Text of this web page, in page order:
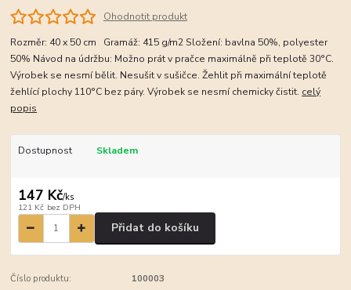
Ohodnotit produkt
Rozměr: 40 x 50 cm Gramáž: 415 g/m2 Složení: bavlna 50%, polyester
50% Návod na údržbu: Možno prát v pračce maximálně při teplotě 30°C.
Výrobek se nesmí bělit. Nesušit v sušičce. Žehlit při maximální teplotě
žehlící plochy 110°C bez páry. Výrobek se nesmí chemicky čistit. celý
popis
Dostupnost Skladem
147 Kč/ks
121 Kč bez DPH
Přidat do košíku
Číslo produktu: 100003